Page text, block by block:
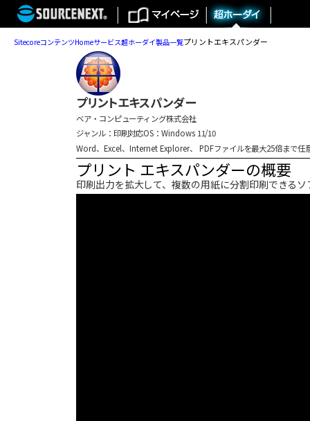
SitecoreコンテンツHomeサービス超ホーダイ製品一覧プリントエキスパンダー
プリントエキスパンダー
ベア・コンピューティング株式会社
ジャンル：印刷対応OS：Windows 11/10
Word、Excel、Internet Explorer、 PDFファイルを最大25倍まで任
プリント エキスパンダーの概要
印刷出力を拡大して、複数の用紙に分割印刷できる